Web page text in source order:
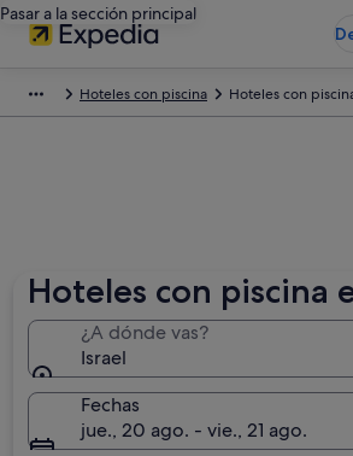
Pasar a la sección principal
Hoteles con piscina Hoteles con
Hoteles con piscina
¿A dónde vas?
Israel
Fechas
jue., 20 ago. - vie., 21 ago.